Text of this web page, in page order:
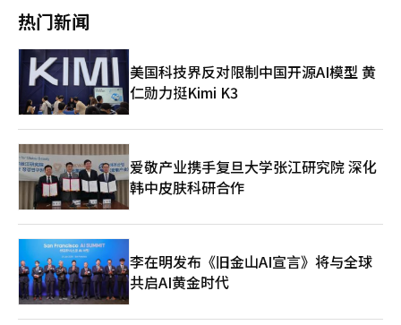
成果？是走得更远，还是安于现状？企业报国的道路依然有效，但
这条路比以往更加艰难。全球专家的视角清晰指出这一点。路透社
未来的竞争力将取决于代工和高带宽内存。”《金融时报》指
出：“三星电子是内存强者，但AI时代的赢家将是主导生态系统的
企业”，强调了结构转型的必要性。此外，全球投资银行高盛分析
认为：“三星电子的未来价值不仅取决于业绩，还取决于长期的技
术领导力和投资持续性。”最终，答案只有一个。投资、创新、公
平分配，并坚持到底。这是市值1万亿美元企业的宿命，也是企业
报国的下一个阶段。※ 本文使用生成型AI撰写，并经过编辑审核。
※ 本报道经人工智能（AI）系统翻译与编辑。
80%。 随着5G时代的到来，智能手机对轻薄化的需求日益增加，
LG Innotek 的技术竞争力愈加突出。需要同时支持LTE和5G的智
能手机，虽然搭载的组件数量大幅增加，但厚度却必须变得更薄。
LG Innotek 以此为解决方案，首次在RF-SiP基板上应用了在半导
体基板上先建立铜柱（Cu-Post），然后将焊球连接的工艺。 Cu-
Post工艺能够更紧密地排列焊球之间的间距，从而提高电路的集
成度，同时将基板厚度减少约20%。通过这一技术，LG Innotek
内集成了100多个通信组件。目前，LG Innotek 正在开发进一步
缩小焊球间距10%的下一代Cu-Post技术，计划在未来的6G时代
继续保持在高附加值通信用基板市场的技术主导地位。 “超越移
动AP，扩展到内存等领域”……智能AI核心部件‘FC-CSP基板’
FC-CSP 是 LG Innotek 在 AI 时代新增长动力中发展的核心半导体
基板。FC-CSP 是将移动AP和低功耗DRAM（LPDDR）等半导体
芯片与主板连接的基板，采用翻转芯片方式将芯片翻转并通过凸点
（Bump）连接，实现高集成度和优异的电气特性。LG Innotek
基于高集成和超精密的基板技术，在FC-CSP市场上也获得了全球
顶级竞争力。 随着AI市场从学习型AI转向推理型和智能AI时代，
心产业”。 电池业务同样如此。由于电动车市场需求暂时减缓
确保盈利能力的现实挑战。仅靠过去那种激进的扩张竞争已难以保
证生存。 最终，关键在于工厂运营效率、良率改善和成本竞争力
的获取。在这一过程中，基于AI的工艺优化和质量预测技术的重要
性也在迅速上升。 LG能源解决方案也在以生产效率和运营优化为
统的提升，正在超越单纯的成本节约，成为电池产业生存竞争力的
一部分。 在这一集团层面的AX战略中心是LG AI研究院。 LG AI研
究院以超大规模AI模型“EXAONE”为核心，汇聚了集团内部的AI
能力。市场上，生成型AI竞争正向消费者服务中心发展，但LG则
相对专注于将AI应用于工业现场和制造领域的实战型战略。 实际
上，在今年的总裁会议上，LG利用EXAONE进行实时讨论分析、
关键词提取和会议摘要等，将会议本身作为AX执行的案例。这一
场景反映了LG希望将AI技术融入实际工作和管理决策过程的决
心。 LG CNS也是集团AX战略的另一个支柱。LG CNS不仅加速集
团内部的数字化转型，也在对外企业的AX业务扩展上加快步伐。
随着制造、物流、金融和公共领域对AI·云基础的数字化转型需求
不具备高带宽内存、先进封装、代工良率、设计能力和软件生态的
效奖金争论愈演愈烈。工会要求合理分配成果，而公司则强调长期
投资和竞争力的维持。这一冲突不仅仅是工资问题，而是关乎企业
本质的问题，即“企业是什么”。企业是一个分享短期成果的组
织，还是一个为长期生存而共同体？这一问题的答案正在三星电子
内部接受考验。在这里，资本主义的基本原则——剩余索取权不可
忽视。劳动者获得工资，合作伙伴获得供货款，债权人获得利息，
国家获得税收，最后剩余的收益归股东所有。股东获得剩余的原因
不是特权，而是责任。因为在损失发生时，他们处于最后承担损失
的位置。这不是道德问题，而是契约问题。承担风险者获得回报的
简单原则。然而，这一原则在现实中难以完全接受。处于半导体产
业前沿的劳动者要求“共享成果”是合理的。问题在于方式。以短
期现金为中心的分配无法保障企业的未来。需要通过长期股票激
励、员工持股、限制性股票单位等结构，使劳动与资本共同分享成
长的果实。美国大型科技企业之所以强大，正是因为公司成长时员
工也能共同成长，形成了激励的对齐。政府和政治界的角色也应明
加19.4万亿韩元，达54.3万亿韩元；借款额减少2.9万亿韩元，降
至19.3万亿韩元，净现金达35万亿韩元。 公司分析指出，随着AI
从以大型模型训练为核心，向代理式人工智能（Agentic AI）阶段
演进，存储器需求正向DRAM和NAND闪存全领域延伸。对此，SK
海力士将持续推进两大领域的新产品开发与供应，以灵活应对多元
化需求。 在HBM领域，公司将进一步强化整合性能、良率、质量
及供应稳定性的综合执行能力。在DRAM领域，公司将全面启动全
球首款采用第六代10纳米级（1c）工艺的LPDDR6 DRAM，以及
基于同一工艺、本月已启动量产的192GB SOCAMM2的供应。在
NAND闪存领域，公司在推出基于CTF、采用321层QLC技术的客
户端固态硬盘（cSSD）“PQC21”的同时，将通过在eSSD全线构
建涵盖高性能TLC和大容量QLC的完整产品矩阵，全面覆盖AI领域
的存储需求。 SK海力士还强调，在客户需求持续超出供应能力的
争优势。公司将以韩国清州M15X产能爬坡和龙仁集群为核心，积
极推进基础设施建设及EUV等关键设备引进，今年的资本支出规模
将同比大幅提升。公司表示，将战略性地扩充生产基础，提前布局
中长期需求增长，同时基于需求可见性合理安排投资节奏，兼顾供
应稳定性与财务稳健性。 值得关注的是，随着SK海力士创历史最
热门新闻
美国科技界反对限制中国开源AI模型 黄
仁勋力挺Kimi K3
爱敬产业携手复旦大学张江研究院 深化
韩中皮肤科研合作
李在明发布《旧金山AI宣言》将与全球
共启AI黄金时代